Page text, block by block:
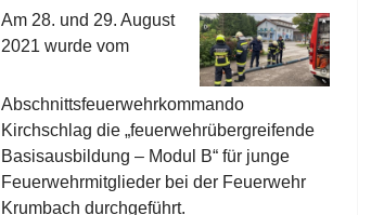
Am 28. und 29. August
2021 wurde vom
Abschnittsfeuerwehrkommando
Kirchschlag die „feuerwehrübergreifende
Basisausbildung – Modul B“ für junge
Feuerwehrmitglieder bei der Feuerwehr
Krumbach durchgeführt.